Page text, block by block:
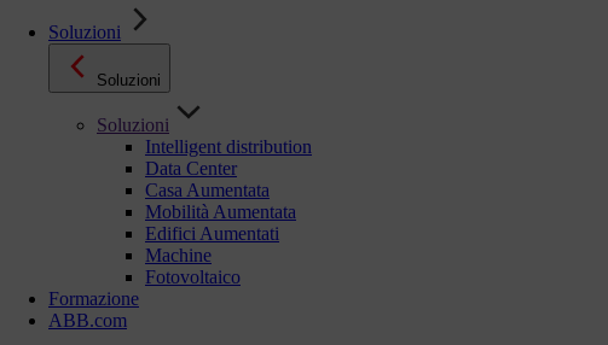
Soluzioni
Soluzioni
Soluzioni
Intelligent distribution
Data Center
Casa Aumentata
Mobilità Aumentata
Edifici Aumentati
Machine
Fotovoltaico
Formazione
ABB.com